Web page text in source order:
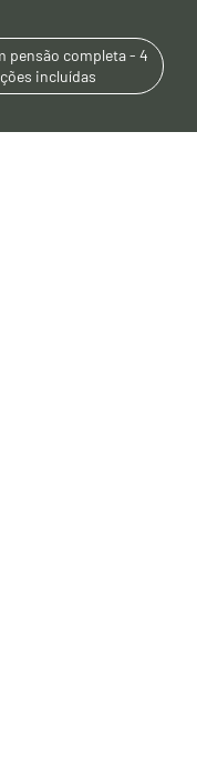
pensão completa - 4
incluídas